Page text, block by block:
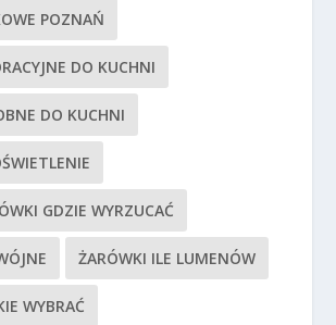
POZNAŃ
DO KUCHNI
DO KUCHNI
GDZIE WYRZUCAĆ
ŻARÓWKI ILE LUMENÓW
WYBRAĆ